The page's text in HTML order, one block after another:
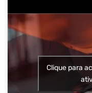
Clique para